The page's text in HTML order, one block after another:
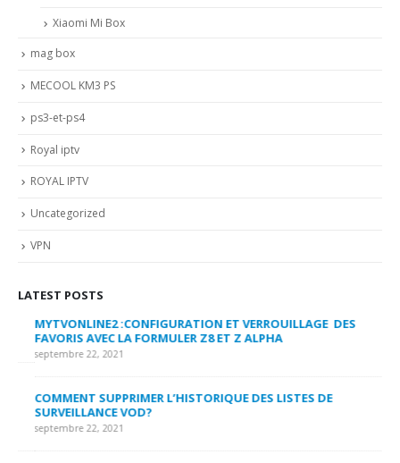
Xiaomi Mi Box
mag box
MECOOL KM3 PS
ps3-et-ps4
Royal iptv
ROYAL IPTV
Uncategorized
VPN
LATEST POSTS
MYTVONLINE2 :CONFIGURATION ET VERROUILLAGE DES
FAVORIS AVEC LA FORMULER Z8 ET Z ALPHA
septembre 22, 2021
COMMENT SUPPRIMER L’HISTORIQUE DES LISTES DE
SURVEILLANCE VOD?
septembre 22, 2021